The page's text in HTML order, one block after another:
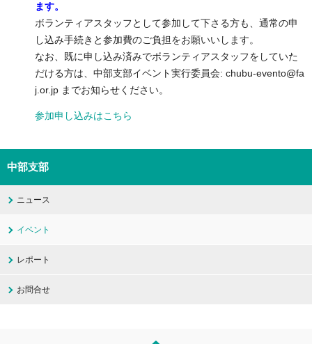
ます。
ボランティアスタッフとして参加して下さる方も、通常の申
し込み手続きと参加費のご負担をお願いいします。
なお、既に申し込み済みでボランティアスタッフをしていた
だける方は、中部支部イベント実行委員会: chubu-evento@fa
j.or.jp までお知らせください。
参加申し込みはこちら
中部支部
ニュース
イベント
レポート
お問合せ